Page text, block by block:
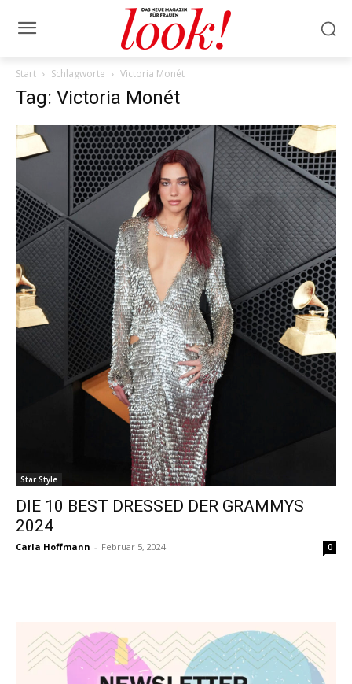
Start Schlagworte Victoria Monét
Tag: Victoria Monét
Star Style
DIE 10 BEST DRESSED DER GRAMMYS
2024
Carla Hoffmann - Februar 5, 2024 0